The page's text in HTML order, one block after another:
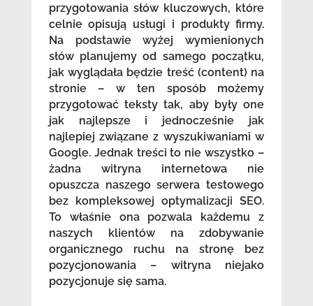
przygotowania słów kluczowych, które
celnie opisują usługi i produkty firmy.
Na podstawie wyżej wymienionych
słów planujemy od samego początku,
jak wyglądała będzie treść (content) na
stronie – w ten sposób możemy
przygotować teksty tak, aby były one
jak najlepsze i jednocześnie jak
najlepiej związane z wyszukiwaniami w
Google. Jednak treści to nie wszystko –
żadna witryna internetowa nie
opuszcza naszego serwera testowego
bez kompleksowej optymalizacji SEO.
To właśnie ona pozwala każdemu z
naszych klientów na zdobywanie
organicznego ruchu na stronę bez
pozycjonowania – witryna niejako
pozycjonuje się sama.